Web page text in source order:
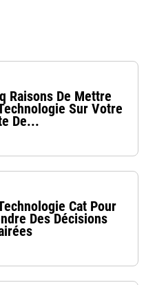
Raisons De Mettre
Sur Votre
De...
Cat Pour
Des Décisions